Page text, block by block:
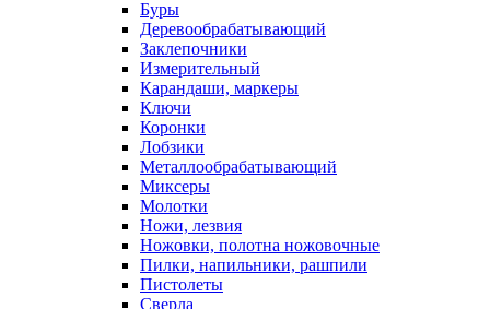
Буры
Деревообрабатывающий
Заклепочники
Измерительный
Карандаши, маркеры
Ключи
Коронки
Лобзики
Металлообрабатывающий
Миксеры
Молотки
Ножи, лезвия
Ножовки, полотна ножовочные
Пилки, напильники, рашпили
Пистолеты
Сверла